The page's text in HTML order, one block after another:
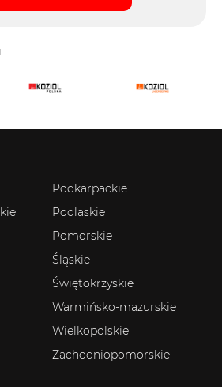
Podkarpackie
Podlaskie
Pomorskie
Śląskie
Świętokrzyskie
Warmińsko-mazurskie
Wielkopolskie
Zachodniopomorskie